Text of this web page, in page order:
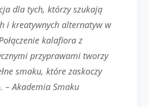
dla tych, którzy szukają
i kreatywnych alternatyw w
kalafiora z
przyprawami tworzy
smaku, które zaskoczy
–Akademia Smaku